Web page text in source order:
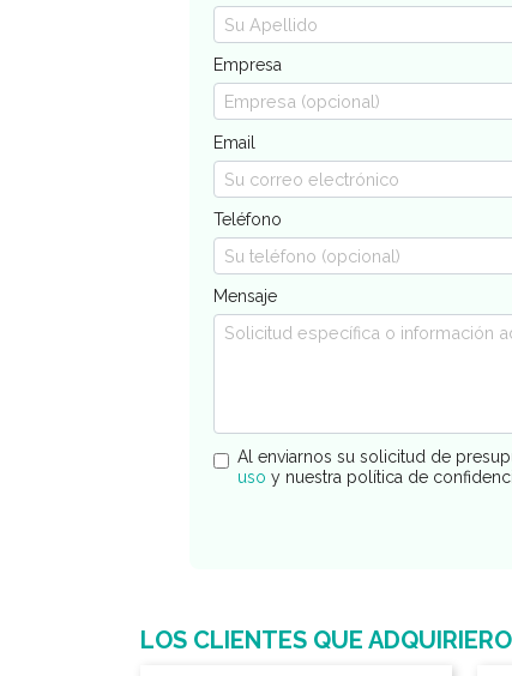
Empresa
Email
Teléfono
Mensaje
Al enviarnos su solicitud de
uso y nuestra política de
LOS CLIENTES QUE